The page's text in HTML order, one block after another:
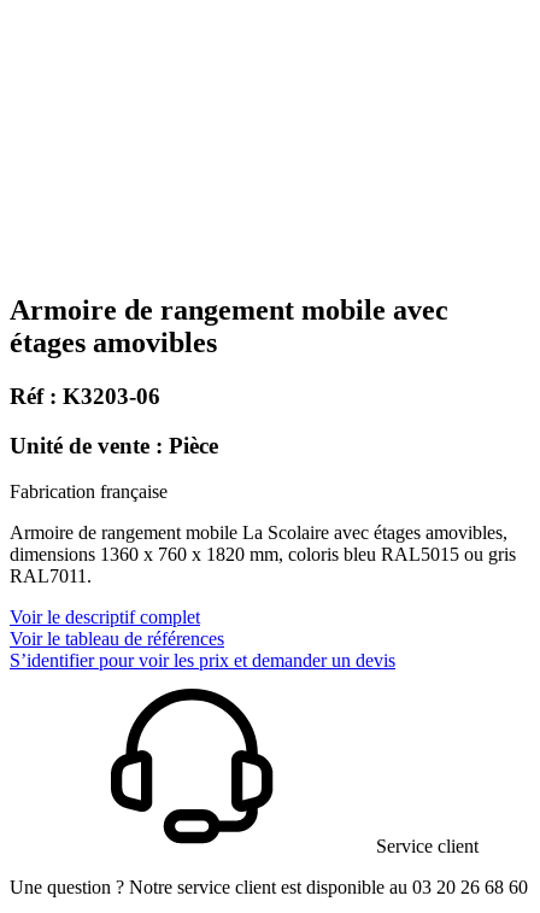
Armoire de rangement mobile avec
étages amovibles
Réf : K3203-06
Unité de vente : Pièce
Fabrication française
Armoire de rangement mobile La Scolaire avec étages amovibles,
dimensions 1360 x 760 x 1820 mm, coloris bleu RAL5015 ou gris
RAL7011.
Voir le descriptif complet
Voir le tableau de références
S’identifier pour voir les prix et demander un devis
Service client
Une question ? Notre service client est disponible au 03 20 26 68 60